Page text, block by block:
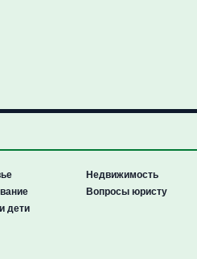
дети
Недвижимость
Вопросы юристу